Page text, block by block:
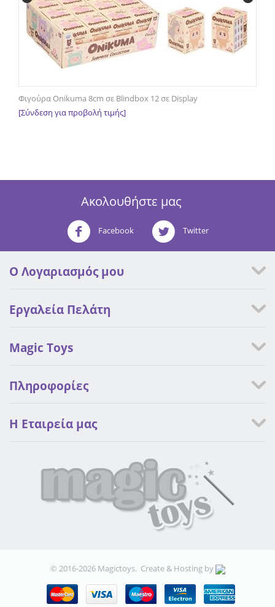
Φιγούρα Onikuma 8cm σε Blindbox 12 σε Display
[Σύνδεση για προβολή τιμής]
Ακολουθήστε μας
Facebook Twitter
Ο Λογαριασμός μου
Εργαλεία Πελάτη
Magic Toys
Πληροφορίες
Η Eταιρεία μας
© 2016-2026 Magictoys. Create & Hosting by